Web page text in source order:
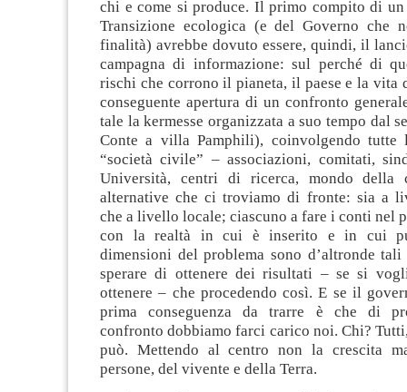
chi e come si produce. Il primo compito di
Transizione ecologica (e del Governo che
finalità) avrebbe dovuto essere, quindi, il
campagna di informazione: sul perché di
rischi che corrono il pianeta, il paese e la vita
conseguente apertura di un confronto
tale la kermesse organizzata a suo tempo dal
Conte a villa Pamphili), coinvolgendo tutte
“società civile” – associazioni, comitati,
Università, centri di ricerca, mondo della
alternative che ci troviamo di fronte: sia a
che a livello locale; ciascuno a fare i conti nel
con la realtà in cui è inserito e in cui
dimensioni del problema sono d’altronde
sperare di ottenere dei risultati – se si
ottenere – che procedendo così. E se il
prima conseguenza da trarre è che di
confronto dobbiamo farci carico noi. Chi?
può. Mettendo al centro non la crescita
persone, del vivente e della Terra.